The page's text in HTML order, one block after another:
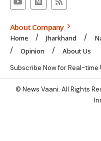
About Company
Home Jharkhand
Opinion
About Us
Subscribe Now for Real-
© News Vaani. All Rights